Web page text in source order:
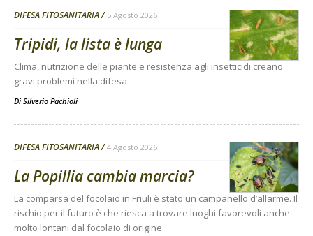
DIFESA FITOSANITARIA 5 Agosto 2026
Tripidi, la lista è lunga
Clima, nutrizione delle piante e resistenza agli insetticidi creano
gravi problemi nella difesa
Di Silverio Pachioli
DIFESA FITOSANITARIA 4 Agosto 2026
La Popillia cambia marcia?
La comparsa del focolaio in Friuli è stato un campanello d’allarme. Il
rischio per il futuro è che riesca a trovare luoghi favorevoli anche
molto lontani dal focolaio di origine